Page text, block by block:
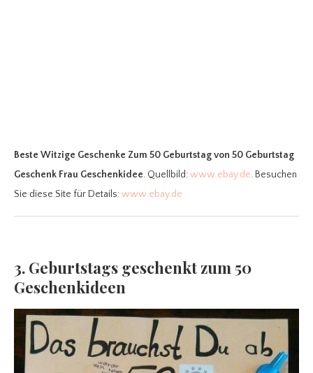
Beste Witzige Geschenke Zum 50 Geburtstagvon 50 Geburtstag
Geschenk Frau Geschenkidee. Quellbild:www.ebay.de. Besuchen
Sie diese Site für Details:www.ebay.de
3. Geburtstags geschenkt zum 50
Geschenkideen